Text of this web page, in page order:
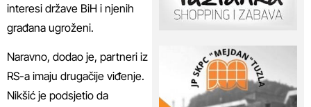
interesi države BiH i njenih
građana ugroženi.
Naravno, dodao je, partneri iz
RS-a imaju drugačije viđenje.
Nikšić je podsjetio da